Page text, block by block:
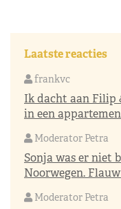
Laatste reacties
frankvc
Ik dacht aan Filip
in een
Moderator Petra
Sonja was er niet
Noorwegen.
Moderator Petra